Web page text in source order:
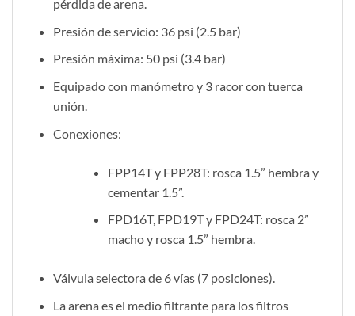
pérdida de arena.
Presión de servicio: 36 psi (2.5 bar)
Presión máxima: 50 psi (3.4 bar)
Equipado con manómetro y 3 racor con tuerca
unión.
Conexiones:
FPP14T y FPP28T: rosca 1.5” hembra y
cementar 1.5”.
FPD16T, FPD19T y FPD24T: rosca 2”
macho y rosca 1.5” hembra.
Válvula selectora de 6 vías (7 posiciones).
La arena es el medio filtrante para los filtros